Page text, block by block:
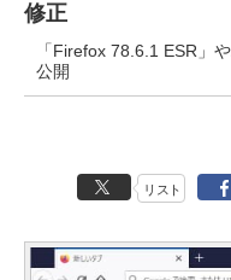
修正
「Firefox 78.6.1 ESR」
公開
リスト